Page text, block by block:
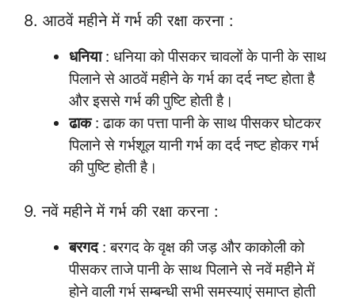
8. आठवें महीने में गर्भ की रक्षा करना :
धनिया: धनिया को पीसकर चावलों के पानी के साथ
पिलाने से आठवें महीने के गर्भ का दर्द नष्ट होता है
और इससे गर्भ की पुष्टि होती है।
ढाक: ढाक का पत्ता पानी के साथ पीसकर घोटकर
पिलाने से गर्भशूल यानी गर्भ का दर्द नष्ट होकर गर्भ
की पुष्टि होती है।
9. नवें महीने में गर्भ की रक्षा करना :
बरगद: बरगद के वृक्ष की जड़ और काकोली को
पीसकर ताजे पानी के साथ पिलाने से नवें महीने में
होने वाली गर्भ सम्बन्धी सभी समस्याएं समाप्त होती